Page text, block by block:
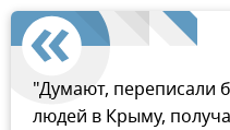
"Думают, переписали
людей в Крыму,